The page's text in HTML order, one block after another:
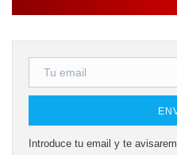
Introduce tu email y te